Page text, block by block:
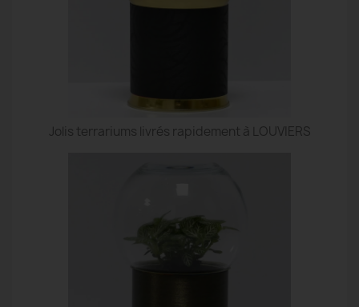
Jolis terrariums livrés rapidement à LOUVIERS